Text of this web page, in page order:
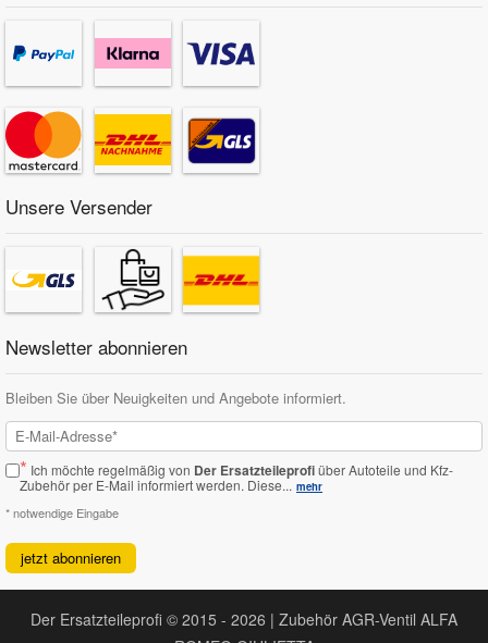
Unsere Versender
Newsletter abonnieren
Bleiben Sie über Neuigkeiten und Angebote informiert.
* Ich möchte regelmäßig von Der Ersatzteileprofiüber Autoteile und Kfz-
Zubehör per E-Mail informiert werden. Diese... mehr
* notwendige Eingabe
jetzt abonnieren
Der Ersatzteileprofi © 2015 - 2026 | Zubehör AGR-Ventil ALFA